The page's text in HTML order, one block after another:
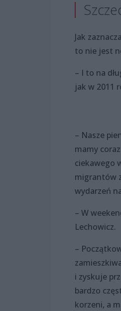
Jak
to nie jest
– I to na
jak w 2011
– Nasze
mamy
ciekawego
migrantów
wydarzeń
– W
Lechowicz.
–
i zyskuje
bardzo
korzeni, a